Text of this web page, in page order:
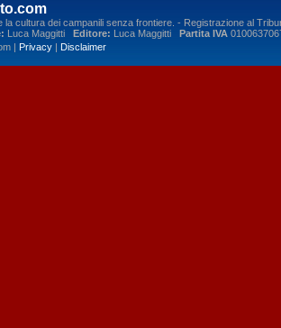
la cultura dei campanili senza frontiere. - Registrazione al
Luca Maggitti Editore: Luca Maggitti Partita IVA
| Privacy | Disclaimer